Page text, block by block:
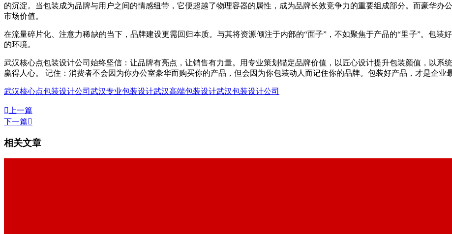
的沉淀。当包装成为品牌与用户之间的情感纽带，它便超越了物理容器的属性，成为品牌长效竞争力的重要组成部分。而豪华办
市场价值。
在流量碎片化、注意力稀缺的当下，品牌建设更需回归本质。与其将资源倾注于内部的“面子”，不如聚焦于产品的“里子”。包装
的环境。
武汉核心点包装设计公司始终坚信：让品牌有亮点，让销售有力量。用专业策划锚定品牌价值，以匠心设计提升包装颜值，以系
赢得人心。 记住：消费者不会因为你办公室豪华而购买你的产品，但会因为你包装动人而记住你的品牌。包装好产品，才是企业
武汉核心点包装设计公司 武汉专业包装设计武汉高端包装设计武汉包装设计公司
 上一篇
下一篇
相关文章